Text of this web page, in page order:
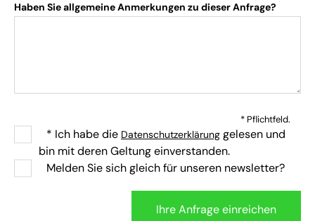
Haben Sie allgemeine Anmerkungen zu dieser Anfrage?
* Pflichtfeld.
* Ich habe die Datenschutzerklärung gelesen und
bin mit deren Geltung einverstanden.
Melden Sie sich gleich für unseren newsletter?